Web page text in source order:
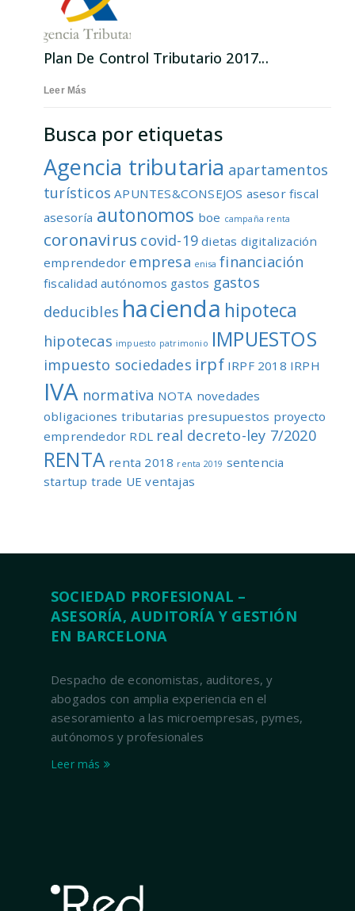
Plan De Control Tributario 2017...
Leer Más
Busca por etiquetas
Agencia tributaria apartamentos
turísticos APUNTES&CONSEJOS asesor fiscal
asesoría autonomos boe campaña renta
coronavirus covid-19 dietas digitalización
emprendedor empresa enisa financiación
fiscalidad autónomos gastos gastos
deducibles hacienda hipoteca
hipotecas impuesto patrimonio IMPUESTOS
impuesto sociedades irpf IRPF 2018 IRPH
IVA normativa NOTA novedades
obligaciones tributarias presupuestos proyecto
emprendedor RDL real decreto-ley 7/2020
RENTA renta 2018 renta 2019 sentencia
startup trade UE ventajas
SOCIEDAD PROFESIONAL –
ASESORÍA, AUDITORÍA Y GESTIÓN
EN BARCELONA
Despacho de economistas, auditores, y
abogados con amplia experiencia en el
asesoramiento a las microempresas, pymes,
autónomos y profesionales
Leer más